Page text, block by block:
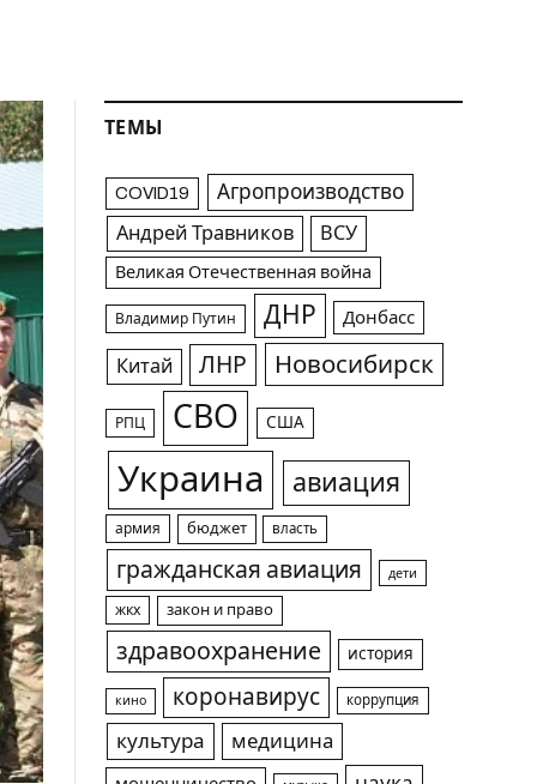
ТЕМЫ
COVID19 Агропроизводство
Андрей Травников ВСУ
Великая Отечественная война
Владимир Путин ДНР Донбасс
Китай ЛНР Новосибирск
РПЦ СВО США
Украина авиация
армия бюджет власть
гражданская авиация дети
жкх закон и право
здравоохранение история
кино коронавирус коррупция
культура медицина